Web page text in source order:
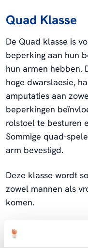
Quad Klasse
De Quad klasse is
beperking aan hun
hun armen hebben.
hoge dwarslaesie,
amputaties aan
beperkingen
rolstoel te besturen
Sommige quad-
arm bevestigd.
Deze klasse wordt
zowel mannen als
komen.